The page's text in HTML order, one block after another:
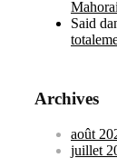
Said
Archives
août
juillet